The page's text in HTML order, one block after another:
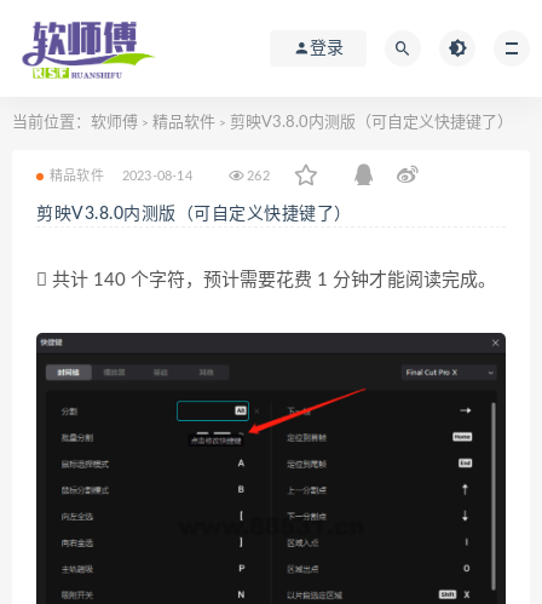
登录
当前位置： 软师傅 > 精品软件 > 剪映V3.8.0内测版（可自定义快捷键了）
精品软件 2023-08-14 262
剪映V3.8.0内测版（可自定义快捷键了）
共计 140 个字符，预计需要花费 1 分钟才能阅读完成。